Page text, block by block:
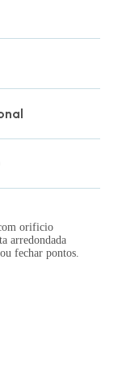
orificio
arredondada
fechar pontos.